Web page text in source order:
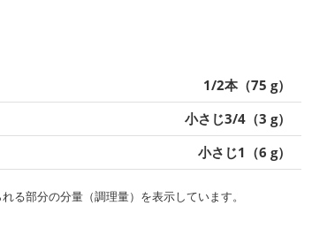
1/2本（75 g）
小さじ3/4（3 g）
小さじ1（6 g）
る部分の分量（調理量）を表示しています。